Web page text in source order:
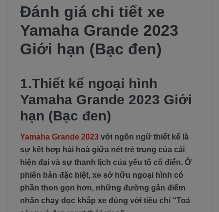
Đánh giá chi tiết xe
Yamaha Grande 2023
Giới hạn (Bạc đen)
1.Thiết kế ngoại hình
Yamaha Grande 2023 Giới
hạn (Bạc đen)
Yamaha Grande 2023 với ngôn ngữ thiết kế là
sự kết hợp hài hoà giữa nét trẻ trung của cái
hiện đại và sự thanh lịch của yếu tố cổ điển. Ở
phiên bản đặc biệt, xe sở hữu ngoại hình có
phần thon gọn hơn, những đường gân điểm
nhấn chạy dọc khắp xe đúng với tiêu chí “Toả